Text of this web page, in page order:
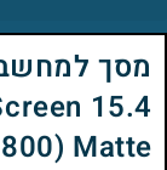
15.4
Matte